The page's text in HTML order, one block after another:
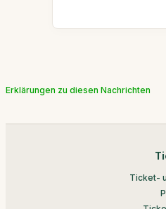
Erklärungen zu diesen Nachrichten
Ticket-